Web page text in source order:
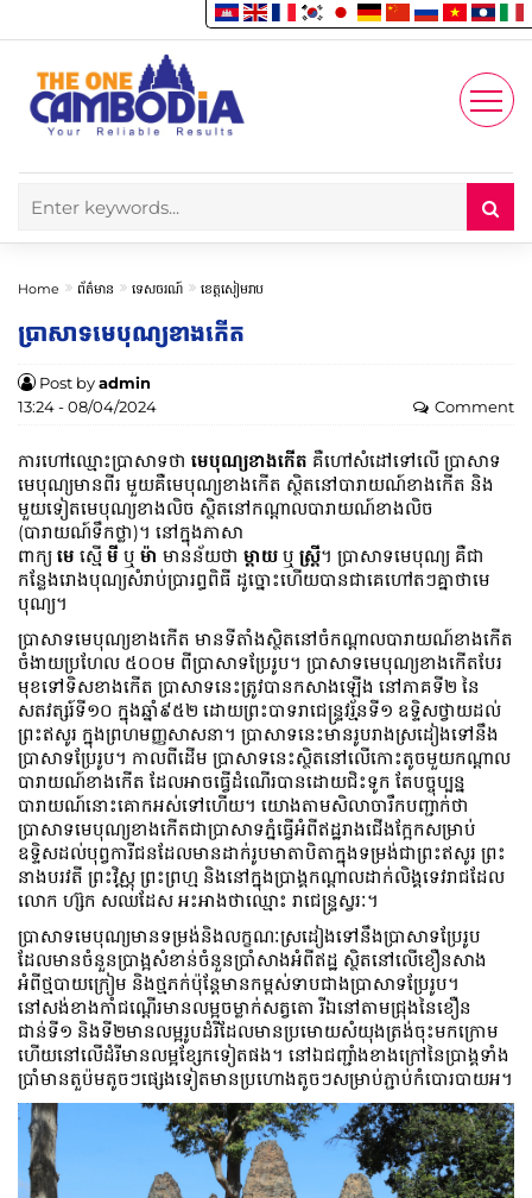
Account
Enjoy
Home ព័ត៌មាន ទេសចរណ៍ ខេត្តសៀមរាប
ប្រាសាទ​មេបុណ្យ​ខាង​កើត
Post byadmin
13:24 - 08/04/2024
Comment
ការហៅឈ្មោះប្រាសាទថា មេបុណ្យខាងកើត គឺហៅសំដៅទៅលើ ប្រាសាទ
មេបុណ្យមានពីរ មួយគឺមេបុណ្យខាងកើត ស្ថិតនៅបារាយណ៍ខាងកើត និង
មួយទៀតមេបុណ្យខាងលិច ស្ថិតនៅកណ្តាលបារាយណ៍ខាងលិច
(បារាយណ៍ទឹកថ្លា)។ នៅក្នុងភាសា
ពាក្យ មេ ស្មើ មី ឬ ម៉ា មានន័យថា ម្តាយ ឬ ស្ត្រី។ ប្រាសាទមេបុណ្យ គឺជា
កន្លែងរោងបុណ្យសំរាប់ប្រារព្ធពិធី ដូច្នោះហើយបានជាគេហៅតៗគ្នាថាមេ
បុណ្យ។
ប្រាសាទមេបុណ្យខាងកើត មានទីតាំងស្ថិតនៅចំកណ្តាលបារាយណ៍ខាងកើត
ចំងាយប្រហែល ៥០០ម ពីប្រាសាទប្រែរូប។ ប្រាសាទមេបុណ្យខាងកើតបែរ
មុខទៅទិសខាងកើត ប្រាសាទនេះត្រូវបានកសាងឡើង នៅភាគទី២ នៃ
សតវត្សរ៍ទី១០ ក្នុងឆ្នាំ៩៥២ ដោយព្រះបាទរាជេន្ទ្រវរ្ម័នទី១ ឧទ្ទិសថ្វាយដល់
ព្រះឥសូរ ក្នុងព្រហមញ្ញសាសនា។ ប្រាសាទនេះមានរូបរាងស្រដៀងទៅនឹង
ប្រាសាទប្រែរូប។ កាលពីដើម ប្រាសាទនេះស្ថិតនៅលើកោះតូចមួយកណ្តាល
បារាយណ៍ខាងកើត ដែលអាចធ្វើដំណើរបានដោយជិះទូក តែបច្ចុប្បន្ន
បារាយណ៍នោះគោកអស់ទៅហើយ។ យោងតាមសិលាចារឹកបញ្ជាក់ថា
ប្រាសាទមេបុណ្យខាងកើតជាប្រាសាទភ្នំធ្វើអំពីឥដ្ឋរាងជើងក្អែកសម្រាប់
ឧទ្ទិសដល់បុព្វការីជនដែលមានដាក់រូបមាតាបិតាក្នុងទម្រង់ជាព្រះឥសូរ ព្រះ
នាងបរវតី ព្រះវិស្ណុ ព្រះព្រហ្ម និងនៅក្នុងប្រាង្គកណ្តាលដាក់លិង្គទេវរាជដែល
លោក ហ្ស៊ក សឈដែស អះអាងថាឈ្មោះ រាជេន្ទ្រស្វរៈ។
ប្រាសាទមេបុណ្យមានទម្រង់និងលក្ខណៈស្រដៀងទៅនឹងប្រាសាទប្រែរូប
ដែលមានចំនួនប្រាង្អសំខាន់ចំនួនប្រាំសាងអំពីឥដ្ឋ ស្ថិតនៅលើខឿនសាង
អំពីថ្មបាយក្រៀម និងថ្មភក់ប៉ុន្តែមានកម្ពស់ទាបជាងប្រាសាទប្រែរូប។
នៅសង់ខាងកាំជណ្តើរមានលម្អចម្លាក់សត្វតោ រីឯនៅតាមជ្រុងនៃខឿន
ជាន់ទី១ និងទី២មានលម្អរូបដំរីដែលមានប្រមោយសំយុងត្រង់ចុះមកក្រោម
ហើយនៅលើដំរីមានលម្អខ្សែកទៀតផង។ នៅឯជញ្ជាំងខាងក្រៅនៃប្រាង្គទាំង
ប្រាំមានតួប៉មតូចៗផ្សេងទៀតមានប្រហោងតូចៗសម្រាប់ភ្ជាប់កំបោរបាយអ។